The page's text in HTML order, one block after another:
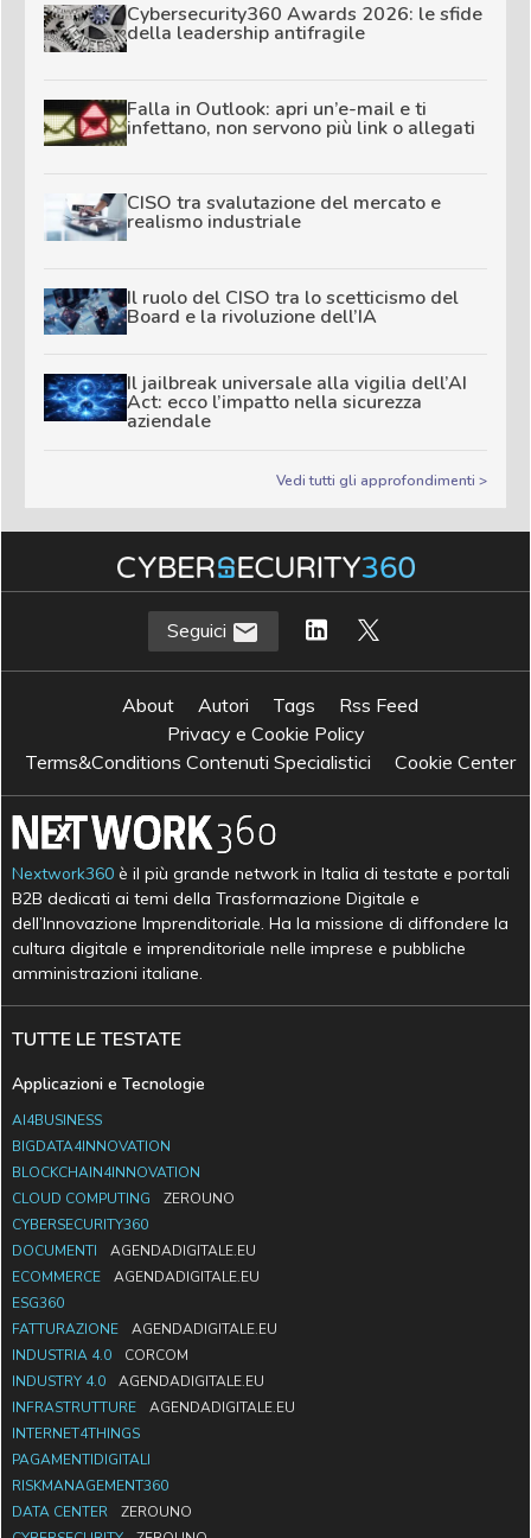
Cybersecurity360 Awards 2026: le sfide
della leadership antifragile
Falla in Outlook: apri un’e-mail e ti
infettano, non servono più link o allegati
CISO tra svalutazione del mercato e
realismo industriale
Il ruolo del CISO tra lo scetticismo del
Board e la rivoluzione dell’IA
Il jailbreak universale alla vigilia dell’AI
Act: ecco l’impatto nella sicurezza
aziendale
Vedi tutti gli approfondimenti >
Seguici
About Autori Tags
Rss Feed
Privacy e Cookie Policy
Terms&Conditions Contenuti Specialistici
Cookie Center
Nextwork360 è il più grande network in Italia di testate e portali
B2B dedicati ai temi della Trasformazione Digitale e
dell’Innovazione Imprenditoriale. Ha la missione di diffondere la
cultura digitale e imprenditoriale nelle imprese e pubbliche
amministrazioni italiane.
TUTTE LE TESTATE
Applicazioni e Tecnologie
AI4BUSINESS
BIGDATA4INNOVATION
BLOCKCHAIN4INNOVATION
CLOUD COMPUTING
ZEROUNO
CYBERSECURITY360
DOCUMENTI
AGENDADIGITALE.EU
ECOMMERCE
AGENDADIGITALE.EU
ESG360
FATTURAZIONE
AGENDADIGITALE.EU
INDUSTRIA 4.0
CORCOM
INDUSTRY 4.0
AGENDADIGITALE.EU
INFRASTRUTTURE
AGENDADIGITALE.EU
INTERNET4THINGS
PAGAMENTIDIGITALI
RISKMANAGEMENT360
DATA CENTER
ZEROUNO